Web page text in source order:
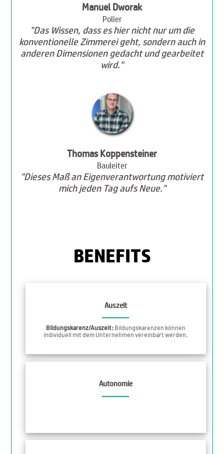
Manuel Dworak
Polier
"Das Wissen, dass es hier nicht nur um die
konventionelle Zimmerei geht, sondern auch in
anderen Dimensionen gedacht und gearbeitet
wird."
Thomas Koppensteiner
Bauleiter
"Dieses Maß an Eigenverantwortung motiviert
mich jeden Tag aufs Neue."
BENEFITS
Auszeit
Bildungskarenz/Auszeit:Bildungskarenzen können
individuell mit dem Unternehmen vereinbart werden.
Autonomie